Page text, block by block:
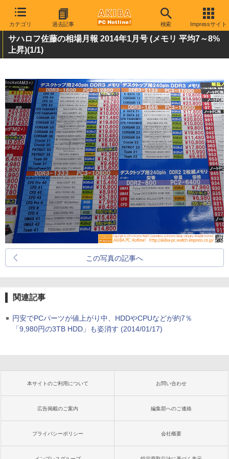
カテゴリ 過去記事 検索 Impressサイト
サハロフ佐藤の相場月報 2014年1月号 (メモリ 平均7～8%
上昇)(1/1)
この写真の記事へ
関連記事
円安でPCパーツが値上がり中、HDDやCPUなどが約7％
「9,980円の3TB HDD」も姿消す (2014/01/17)
本サイトのご利用について お問い合わせ
広告掲載のご案内 編集部へのご連絡
プライバシーポリシー 会社概要